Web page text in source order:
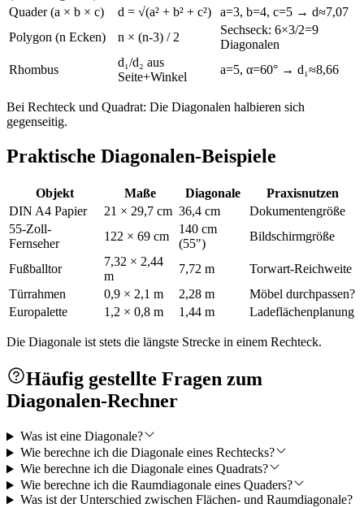
Quader (a × b × c)
d = √(a² + b² + c²)
a=3, b=4, c=5 → d≈7,07
Polygon (n Ecken)
n × (n-3) / 2
Sechseck: 6×3/2=9
Diagonalen
Rhombus
d₁/d₂ aus
Seite+Winkel
a=5, α=60° → d₁≈8,66
Bei Rechteck und Quadrat: Die Diagonalen halbieren sich
gegenseitig.
Praktische Diagonalen-Beispiele
Objekt Maße Diagonale
Praxisnutzen
DIN A4 Papier
21 × 29,7 cm 36,4 cm
Dokumentengröße
55-Zoll-
Fernseher
122 × 69 cm
140 cm
(55")
Bildschirmgröße
Fußballtor
7,32 × 2,44
m
7,72 m
Torwart-Reichweite
Türrahmen
0,9 × 2,1 m 2,28 m
Möbel durchpassen?
Europalette
1,2 × 0,8 m 1,44 m Ladeflächenplanung
Die Diagonale ist stets die längste Strecke in einem Rechteck.
Häufig gestellte Fragen zum
Diagonalen-Rechner
Was ist eine Diagonale?
Wie berechne ich die Diagonale eines Rechtecks?
Wie berechne ich die Diagonale eines Quadrats?
Wie berechne ich die Raumdiagonale eines Quaders?
Was ist der Unterschied zwischen Flächen- und Raumdiagonale?